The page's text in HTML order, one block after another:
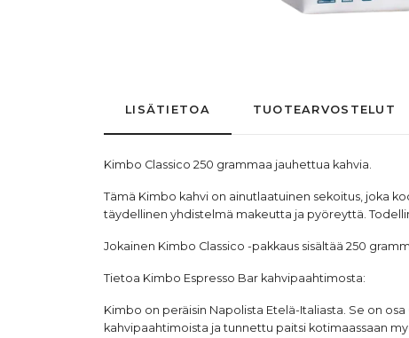
LISÄTIETOA TUOTEARVOSTELUT
Kimbo Classico 250 grammaa jauhettua kahvia.
Tämä Kimbo kahvi on ainutlaatuinen sekoitus, joka
täydellinen yhdistelmä makeutta ja pyöreyttä.
Jokainen Kimbo Classico -pakkaus sisältää 250
Tietoa Kimbo Espresso Bar kahvipaahtimosta:
Kimbo on peräisin Napolista Etelä-Italiasta. Se on
kahvipaahtimoista ja tunnettu paitsi kotimaassaan